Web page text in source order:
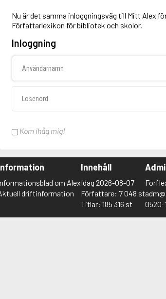
Nu är det samma inloggningsväg till Mitt Alex
Författarlexikon för bibliotek och skolor.
Inloggning
Kom ihåg mig!
om Alex
driftinformation
Innehåll
Idag 2026-08-07
Författare: 7 048 st
Titlar: 185 316 st
0520-